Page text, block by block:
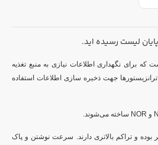
برای نگهداری اطلاعات نیازی به منبع تغذیه
ترانزیستورها جهت ذخیره سازی اطلاعات استفاده
و NOR ساخته می‌شوند.
بوده و تراکم بالاتری دارند. سرعت نوشتن و پاک
لیست رسیده اید.